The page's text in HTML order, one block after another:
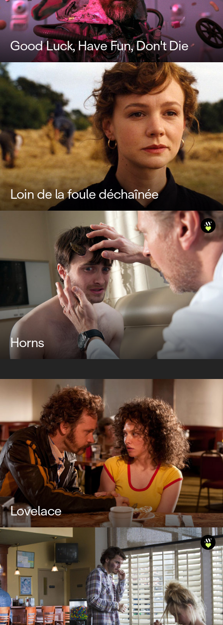
Good Luck, Have Fun, Don't Die
Loin de la foule déchaînée
Horns
Lovelace